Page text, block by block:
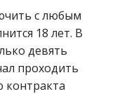
с любым
18 лет. В
девять
проходить
контракта